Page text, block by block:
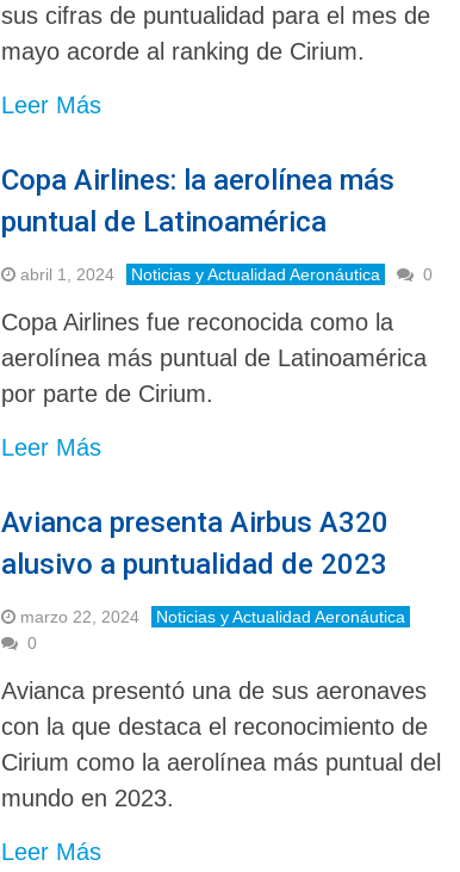
sus cifras de puntualidad para el mes de
mayo acorde al ranking de Cirium.
Leer Más
Copa Airlines: la aerolínea más
puntual de Latinoamérica
abril 1, 2024 Noticias y Actualidad Aeronáutica 0
Copa Airlines fue reconocida como la
aerolínea más puntual de Latinoamérica
por parte de Cirium.
Leer Más
Avianca presenta Airbus A320
alusivo a puntualidad de 2023
marzo 22, 2024
Noticias y Actualidad Aeronáutica
0
Avianca presentó una de sus aeronaves
con la que destaca el reconocimiento de
Cirium como la aerolínea más puntual del
mundo en 2023.
Leer Más